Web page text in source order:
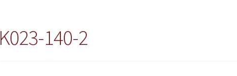
K023-140-2